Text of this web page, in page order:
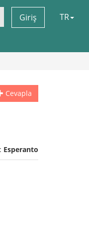
Giriş TR
Cevapla
Esperanto